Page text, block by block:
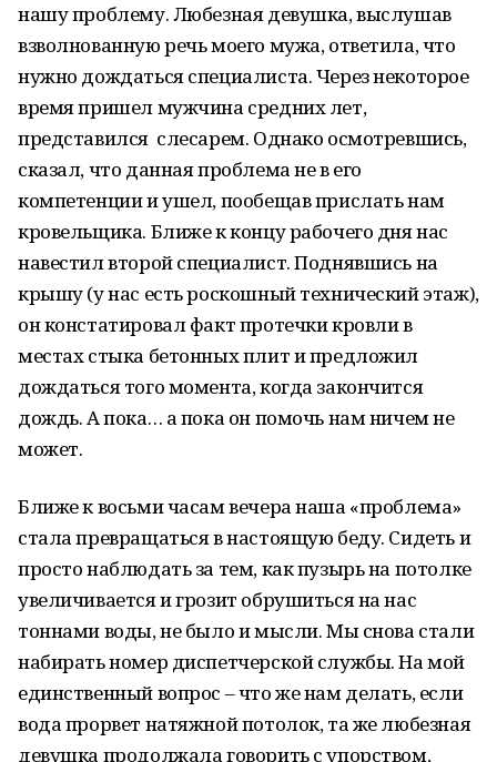
нашу проблему. Любезная девушка, выслушав
взволнованную речь моего мужа, ответила, что
нужно дождаться специалиста. Через некоторое
время пришел мужчина средних лет,
представился слесарем. Однако осмотревшись,
сказал, что данная проблема не в его
компетенции и ушел, пообещав прислать нам
кровельщика. Ближе к концу рабочего дня нас
навестил второй специалист. Поднявшись на
крышу (у нас есть роскошный технический этаж),
он констатировал факт протечки кровли в
местах стыка бетонных плит и предложил
дождаться того момента, когда закончится
дождь. А пока… а пока он помочь нам ничем не
может.
Ближе к восьми часам вечера наша «проблема»
стала превращаться в настоящую беду. Сидеть и
просто наблюдать за тем, как пузырь на потолке
увеличивается и грозит обрушиться на нас
тоннами воды, не было и мысли. Мы снова стали
набирать номер диспетчерской службы. На мой
единственный вопрос – что же нам делать, если
вода прорвет натяжной потолок, та же любезная
девушка продолжала говорить с упорством,